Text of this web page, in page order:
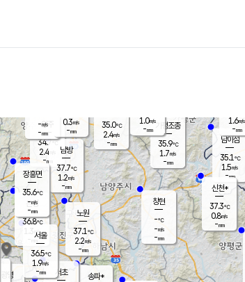
남이섬
35.1℃
1.5m/s
-mm
양주
34.7℃
2.4
-mm
1.6m/s
-mm
가평조종
35.9℃
1.7m/s
-mm
35.0℃
2.4m/s
-mm
신천*
37.3℃
0.8m/s
-mm
창현
-℃
-m/s
-mm
1.0m/s
-mm
광명
은평
36.8℃
1.3 m/s
- mm
노원
37.1℃
2.2m/s
-mm
송파*
서초
남방
37.7℃
1.2m/s
-mm
장흥면
35.6℃
-m/s
-mm
-m/s
-mm
서울
36.5℃
1.9m/s
-mm
0.3m/s
-mm